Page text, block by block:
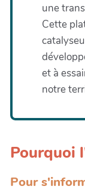
une
Cette
et à
notre
Pourquoi
Pour